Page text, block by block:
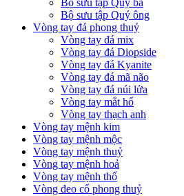
Bộ sưu tập Quý bà
Bộ sưu tập Quý ông
Vòng tay đá phong thuỷ
Vòng tay đá mix
Vòng tay đá Diopside
Vòng tay đá Kyanite
Vòng tay đá mã não
Vòng tay đá núi lửa
Vòng tay mắt hổ
Vòng tay thạch anh
Vòng tay mệnh kim
Vòng tay mệnh mộc
Vòng tay mệnh thuỷ
Vòng tay mệnh hoả
Vòng tay mệnh thổ
Vòng đeo cổ phong thuỷ